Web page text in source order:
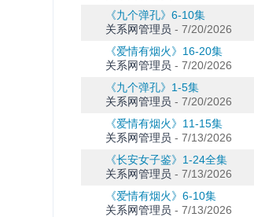
《九个弹孔》6-10集
关系网管理员 -7/20/2026
《爱情有烟火》16-20集
关系网管理员 -7/20/2026
《九个弹孔》1-5集
关系网管理员 -7/20/2026
《爱情有烟火》11-15集
关系网管理员 -7/13/2026
《长安女子鉴》1-24全集
关系网管理员 -7/13/2026
《爱情有烟火》6-10集
关系网管理员 -7/13/2026